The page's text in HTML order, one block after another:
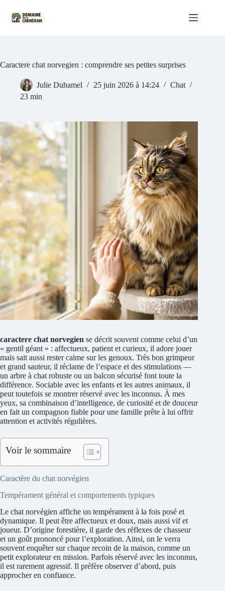
contenu
Caractere chat norvegien : comprendre ses petites surprises
Julie Duhamel 25 juin 2026 à 14:24
Chat
23 min
caractere chat norvegien se décrit souvent comme celui d’un
« gentil géant » : affectueux, patient et curieux, il adore jouer
mais sait aussi rester calme sur les genoux. Très bon grimpeur
et grand sauteur, il réclame de l’espace et des stimulations —
un arbre à chat robuste ou un balcon sécurisé font toute la
différence. Sociable avec les enfants et les autres animaux, il
peut toutefois se montrer réservé avec les inconnus. À mes
yeux, sa combinaison d’intelligence, de curiosité et de douceur
en fait un compagnon fiable pour une famille prête à lui offrir
attention et activités régulières.
Voir le sommaire
Caractère du chat norvégien
Tempérament général et comportements typiques
Le chat norvégien affiche un tempérament à la fois posé et
dynamique. Il peut être affectueux et doux, mais aussi vif et
joueur. D’origine forestière, il garde des réflexes de chasseur
et un goût prononcé pour l’exploration. Ainsi, on le verra
souvent enquêter sur chaque recoin de la maison, comme un
petit explorateur en mission. Parfois réservé avec les inconnus,
il est rarement agressif. Il préfère observer d’abord, puis
approcher en confiance.